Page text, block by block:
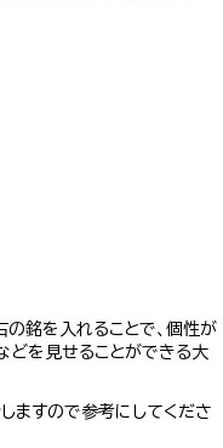
の銘を入れることで、個性が
どを見せることができる大
ますので参考にしてくださ